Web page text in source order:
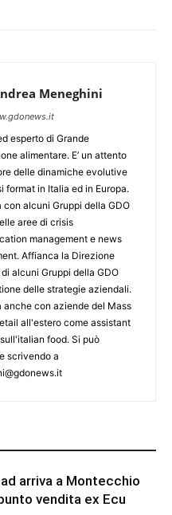
Meneghini
esperto di Grande
alimentare. E’ un attento
delle dinamiche evolutive
format in Italia ed in Europa.
con alcuni Gruppi della GDO
aree di crisis
management e news
Affianca la Direzione
alcuni Gruppi della GDO
delle strategie aziendali.
anche con aziende del Mass
all'estero come assistant
food. Si può
scrivendo a
arriva a Montecchio
vendita ex Ecu